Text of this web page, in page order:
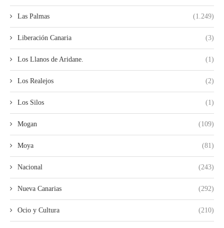
Las Palmas (1.249)
Liberación Canaria (3)
Los Llanos de Aridane. (1)
Los Realejos (2)
Los Silos (1)
Mogan (109)
Moya (81)
Nacional (243)
Nueva Canarias (292)
Ocio y Cultura (210)